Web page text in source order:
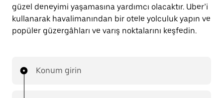
güzel deneyimi yaşamasına yardımcı olacaktır. Uber’i
kullanarak havalimanından bir otele yolculuk yapın ve
popüler güzergâhları ve varış noktalarını keşfedin.
Konum girin